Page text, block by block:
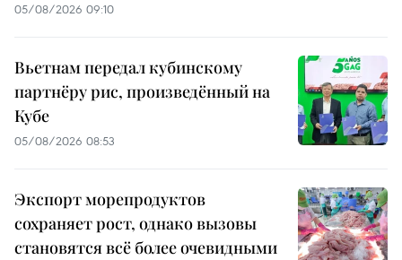
05/08/2026 09:10
Вьетнам передал кубинскому
партнёру рис, произведённый на
Кубе
05/08/2026 08:53
Экспорт морепродуктов
сохраняет рост, однако вызовы
становятся всё более очевидными